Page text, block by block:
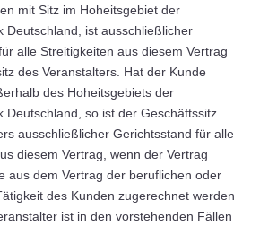
mit Sitz im Hoheitsgebiet der
Deutschland, ist ausschließlicher
alle Streitigkeiten aus diesem Vertrag
des Veranstalters. Hat der Kunde
des Hoheitsgebiets der
Deutschland, so ist der Geschäftssitz
ausschließlicher Gerichtsstand für alle
diesem Vertrag, wenn der Vertrag
aus dem Vertrag der beruflichen oder
des Kunden zugerechnet werden
ist in den vorstehenden Fällen